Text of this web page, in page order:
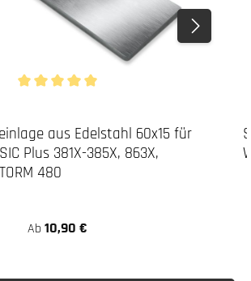
aus Edelstahl 60x15 für
Plus 381X-385X, 863X,
480
Ab 10,90 €